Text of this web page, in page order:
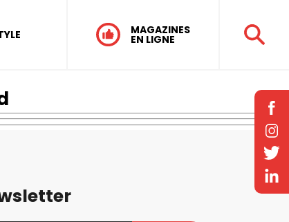
MAGAZINES
EN LIGNE